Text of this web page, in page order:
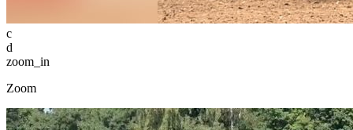
c
d
zoom_in
Zoom